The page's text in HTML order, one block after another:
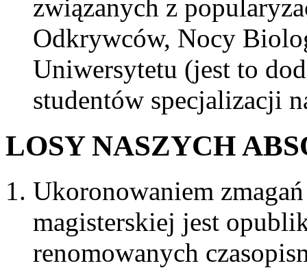
związanych z
Odkrywców, Nocy
Uniwersytetu (jest to
studentów specjalizacji
LOSY NASZYCH
Ukoronowaniem
magisterskiej jest
renomowanych